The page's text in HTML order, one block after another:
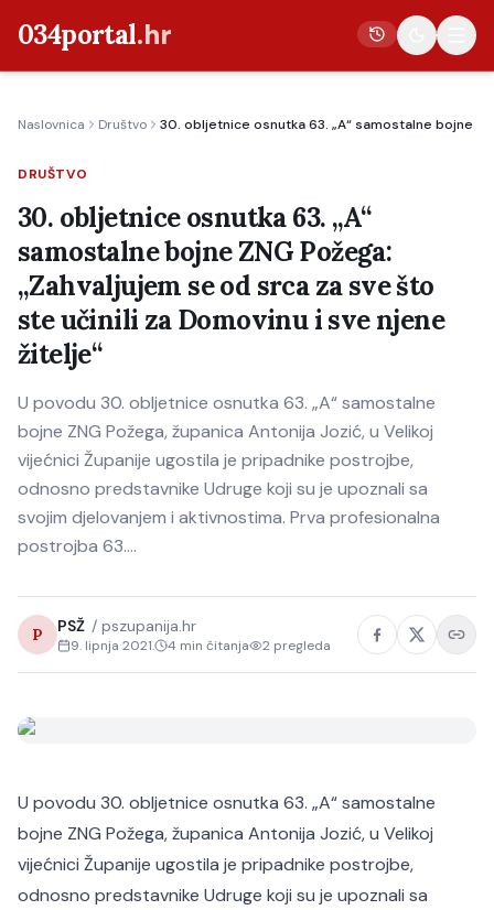
034portal.hr
Crna kronika
Poljoprivreda
Politika
Gospodarstvo
Život
Naslovnica Društvo 30. obljetnice osnutka 63. „A“ samostalne bojne
DRUŠTVO
30. obljetnice osnutka 63. „A“
samostalne bojne ZNG Požega:
„Zahvaljujem se od srca za sve što
ste učinili za Domovinu i sve njene
žitelje“
U povodu 30. obljetnice osnutka 63. „A“ samostalne
bojne ZNG Požega, županica Antonija Jozić, u Velikoj
vijećnici Županije ugostila je pripadnike postrojbe,
odnosno predstavnike Udruge koji su je upoznali sa
svojim djelovanjem i aktivnostima. Prva profesionalna
postrojba 63.…
P PSŽ / pszupanija.hr
9. lipnja 2021. 4 min čitanja 2 pregleda
U povodu 30. obljetnice osnutka 63. „A“ samostalne
bojne ZNG Požega, županica Antonija Jozić, u Velikoj
vijećnici Županije ugostila je pripadnike postrojbe,
odnosno predstavnike Udruge koji su je upoznali sa